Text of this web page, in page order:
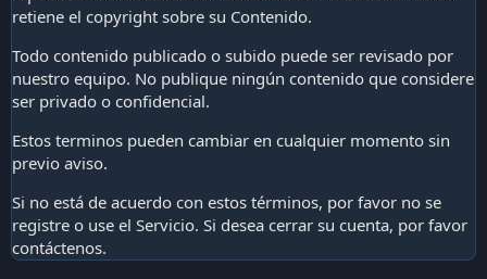
retiene el copyright sobre su Contenido.
Todo contenido publicado o subido puede ser revisado por
nuestro equipo. No publique ningún contenido que considere
ser privado o confidencial.
Estos terminos pueden cambiar en cualquier momento sin
previo aviso.
Si no está de acuerdo con estos términos, por favor no se
registre o use el Servicio. Si desea cerrar su cuenta, por favor
contáctenos.